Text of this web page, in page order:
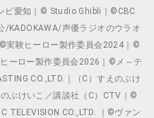
ビ愛知｜© Studio Ghibli｜©CBC
/KADOKAWA/声優ラジオのウラオ
実験ヒーロー製作委員会2024｜©
ーロー製作委員会2026｜©メ～テ
CO.,LTD.｜（C）すえのぶけ
ぶけいこ／講談社（C）CTV｜©
TELEVISION CO.,LTD. ｜©ヴァン